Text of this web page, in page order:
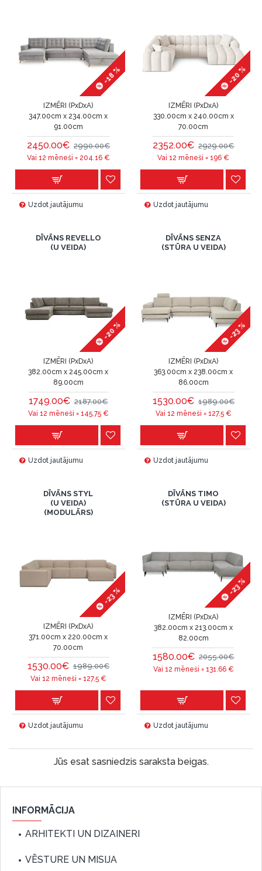
-18 %
IZMĒRI (PxDxA)
347.00cm x 234.00cm x
91.00cm
2450.00€ 2990.00€
Vai 12 mēneši = 204.16€
Uzdot jautājumu
-20 %
IZMĒRI (PxDxA)
330.00cm x 240.00cm x
70.00cm
2352.00€ 2929.00€
Vai 12 mēneši =196 €
Uzdot jautājumu
DĪVĀNS REVELLO
(U VEIDA)
-20 %
IZMĒRI (PxDxA)
382.00cm x 245.00cm x
89.00cm
1749.00€ 2187.00€
Vai 12 mēneši = 145.75€
Uzdot jautājumu
DĪVĀNS SENZA
(STŪRA U VEIDA)
-23 %
IZMĒRI (PxDxA)
363.00cm x 238.00cm x
86.00cm
1530.00€ 1989.00€
Vai 12 mēneši = 127.5€
Uzdot jautājumu
DĪVĀNS STYL
(U VEIDA)
(MODULĀRS)
-23 %
IZMĒRI (PxDxA)
371.00cm x 220.00cm x
70.00cm
1530.00€ 1989.00€
Vai 12 mēneši = 127.5€
Uzdot jautājumu
DĪVĀNS TIMO
(STŪRA U VEIDA)
-23 %
IZMĒRI (PxDxA)
382.00cm x 213.00cm x
82.00cm
1580.00€ 2055.00€
Vai 12 mēneši = 131.66€
Uzdot jautājumu
Jūs esat sasniedzis saraksta beigas.
INFORMĀCIJA
ARHITEKTI UN DIZAINERI
VĒSTURE UN MISIJA